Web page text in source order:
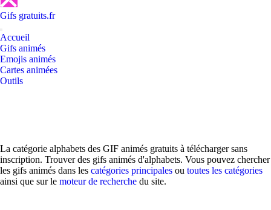
Gifs gratuits.fr
Accueil
Gifs animés
Emojis animés
Cartes animées
Outils
La catégorie alphabets des GIF animés gratuits à télécharger sans
inscription. Trouver des gifs animés d'alphabets. Vous pouvez chercher
les gifs animés dans les catégories principales ou toutes les catégories
ainsi que sur le moteur de recherche du site.